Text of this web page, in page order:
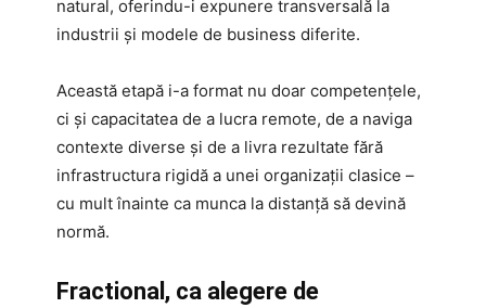
natural, oferindu-i expunere transversală la
industrii și modele de business diferite.
Această etapă i-a format nu doar competențele,
ci și capacitatea de a lucra remote, de a naviga
contexte diverse și de a livra rezultate fără
infrastructura rigidă a unei organizații clasice –
cu mult înainte ca munca la distanță să devină
normă.
Fractional, ca alegere de